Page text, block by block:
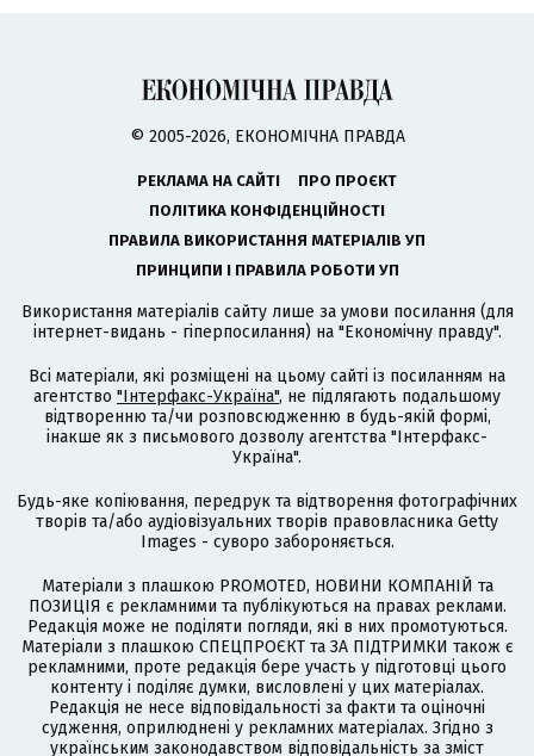
© 2005-2026, ЕКОНОМІЧНА ПРАВДА
РЕКЛАМА НА САЙТІ
ПРО ПРОЄКТ
ПОЛІТИКА КОНФІДЕНЦІЙНОСТІ
ПРАВИЛА ВИКОРИСТАННЯ МАТЕРІАЛІВ УП
ПРИНЦИПИ І ПРАВИЛА РОБОТИ УП
Використання матеріалів сайту лише за умови посилання (для
інтернет-видань - гіперпосилання) на "Економічну правду".
Всі матеріали, які розміщені на цьому сайті із посиланням на
агентство "Інтерфакс-Україна", не підлягають подальшому
відтворенню та/чи розповсюдженню в будь-якій формі,
інакше як з письмового дозволу агентства "Інтерфакс-
Україна".
Будь-яке копіювання, передрук та відтворення фотографічних
творів та/або аудіовізуальних творів правовласника Getty
Images - суворо забороняється.
Матеріали з плашкою PROMOTED, НОВИНИ КОМПАНІЙ та
ПОЗИЦІЯ є рекламними та публікуються на правах реклами.
Редакція може не поділяти погляди, які в них промотуються.
Матеріали з плашкою СПЕЦПРОЄКТ та ЗА ПІДТРИМКИ також є
рекламними, проте редакція бере участь у підготовці цього
контенту і поділяє думки, висловлені у цих матеріалах.
Редакція не несе відповідальності за факти та оціночні
судження, оприлюднені у рекламних матеріалах. Згідно з
українським законодавством відповідальність за зміст